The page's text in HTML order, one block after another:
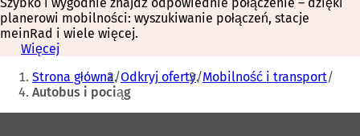
planerowi mobilności: wyszukiwanie połączeń, stacje
meinRad i wiele więcej.
Więcej(
t
w
i
Jesteś
tutaj:
Strona główna Odkryj oferty Mobilność i transport
Autobus i pociąg